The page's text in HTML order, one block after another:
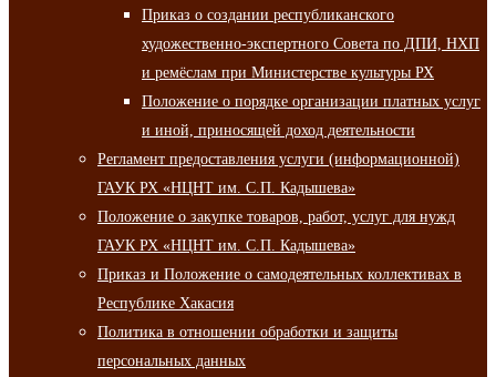
Приказ о создании республиканского
художественно-экспертного Совета по ДПИ, НХП
и ремёслам при Министерстве культуры РХ
Положение о порядке организации платных услуг
и иной, приносящей доход деятельности
Регламент предоставления услуги (информационной)
ГАУК РХ «НЦНТ им. С.П. Кадышева»
Положение о закупке товаров, работ, услуг для нужд
ГАУК РХ «НЦНТ им. С.П. Кадышева»
Приказ и Положение о самодеятельных коллективах в
Республике Хакасия
Политика в отношении обработки и защиты
персональных данных